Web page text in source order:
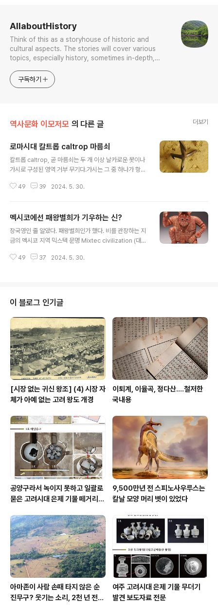
AllaboutHistory
Think of this as a storyhouse of historic and
cultural aspects. The stories will cover various
topics, especially history, sometimes in-depth,
approach will be to resist any common sense or
generalized viewpoint
구독하기
역사문화 이모저모 의 다른 글 더보기
로마시대 칼트롭 caltrop 마름쇠
칼트롭 caltrop, 곧 마름쇠는 두 개 이상 날카로운 못이나
가시로 구성된 영역 거부 무기다.가시는 그 중 하나가 항상
사적으로 칼트롭은 군대, 특히 말, 전차, 전쟁 코끼리의 진
주 헤르네 베스트팔렌 고고학 박물관 소장 로마 칼트롭Ro
man caltrop at the Westphalian Museum of Arch
eology, Herne, North Rhine-Westphalia, Germa
발목지뢰니 적절한 비유라 하겠다.한국고고학 현장에서도
49 39 2024. 5. 30.
멕시코에선 패왕별희가 기우하는 신?
장국영인 줄 알았다. 패왕별희인가 했다. 비를 관장하는 지
금의 멕시코 지역 믹스텍 문명 Mixtec civilization (대략
오지 말게 한다는 건가? 저 믹스텍이 무언가 찾아 보니 믹
년대 스페인에 정복될 때까지 지속했다 한다. 주된 거점 지
역은 아래란다. 지금은 시간이 없어 자세한 이야기는 아래
로 넘긴다. https://en.wikipedia.org/wiki/Mixtec Mi
xtec - WikipediaFrom Wikipedia, the free ency
c..
49 37 2024. 5. 30.
이 블로그 인기글
[시장 없는 귀신 왕조] (4) 시장 자
체가 아예 없는 고려 왕도 개경
이퇴계, 이율곡, 정다산....철저한
국내용
공양구라서 녹이지 못하고 일괄로
묻은 고려시대 은제 기물 떼거리로
9,500만년 전 스피노사우루스는
칼날 모양 머리 볏이 있었다
아마존이 사람 손때 타지 않은 순
진무구? 웃기는 소리, 2천 년 전에
여주 고려시대 은제 기물 무더기
발견 보도자료 전문